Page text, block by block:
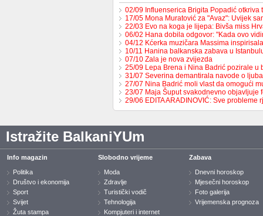
02/09 Influenserica Brigita Popadić
17/05 Mona Muratović za "Avaz": Uvijek
22/03 Evo na koga je lijepa: Bivša miss
06/02 Hana dobila odgovor: "Kada ovo
04/12 Kćerka muzičara Massima
10/11 Hanina balkanska zabava u
07/10 Zala je nova zvijezda
25/09 Lepa Brena i Nina Badrić pozirale u
31/07 Severina demantirala navode o
27/07 Nina Badrić moli vlast da omogući
23/07 Maja Šuput svakodnevno objavljuje
29/06 EDITA ARADINOVIĆ: Sve
Istražite BalkaniYUm
Info magazin
Politika
Društvo i ekonomija
Sport
Svijet
Žuta stampa
Slobodno vrijeme
Moda
Zdravlje
Turistički vodič
Tehnologija
Kompjuteri i internet
Zabava
Dnevni horoskop
Mjesečni horoskop
Foto galerija
Vrijemenska prognoza